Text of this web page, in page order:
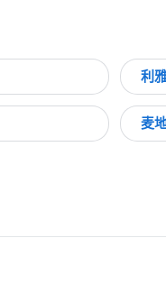
利
麦